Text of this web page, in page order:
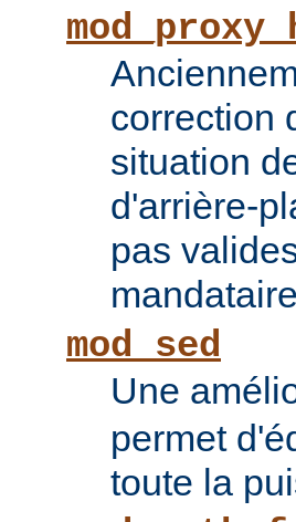
correction
situation
d'arrière-
pas
mod_sed
Une
permet
toute la